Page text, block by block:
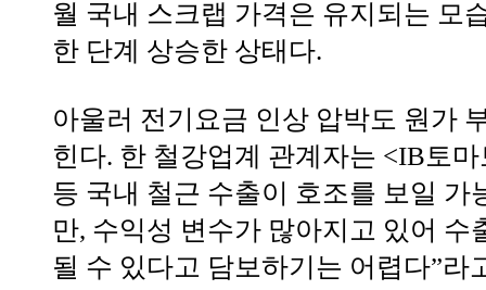
월 국내 스크랩 가격은 유지되는 모
한 단계 상승한 상태다.
아울러 전기요금 인상 압박도 원가
힌다. 한 철강업계 관계자는 <IB토
등 국내 철근 수출이 호조를 보일 가
만, 수익성 변수가 많아지고 있어 수
될 수 있다고 담보하기는 어렵다”라